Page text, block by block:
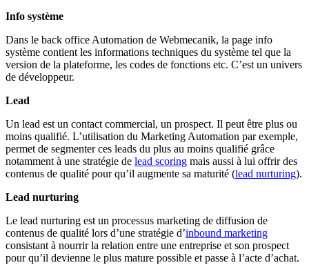
Info système
Dans le back office Automation de Webmecanik, la page info
système contient les informations techniques du système tel que la
version de la plateforme, les codes de fonctions etc. C’est un univers
de développeur.
Lead
Un lead est un contact commercial, un prospect. Il peut être plus ou
moins qualifié. L’utilisation du Marketing Automation par exemple,
permet de segmenter ces leads du plus au moins qualifié grâce
notamment à une stratégie de lead scoring mais aussi à lui offrir des
contenus de qualité pour qu’il augmente sa maturité (lead nurturing).
Lead nurturing
Le lead nurturing est un processus marketing de diffusion de
contenus de qualité lors d’une stratégie d’inbound marketing
consistant à nourrir la relation entre une entreprise et son prospect
pour qu’il devienne le plus mature possible et passe à l’acte d’achat.